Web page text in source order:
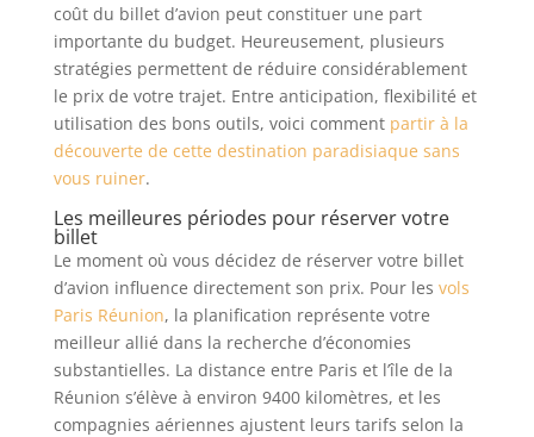
coût du billet d’avion peut constituer une part
importante du budget. Heureusement, plusieurs
stratégies permettent de réduire considérablement
le prix de votre trajet. Entre anticipation, flexibilité et
utilisation des bons outils, voici comment partir à la
découverte de cette destination paradisiaque sans
vous ruiner.
Les meilleures périodes pour réserver votre
billet
Le moment où vous décidez de réserver votre billet
d’avion influence directement son prix. Pour les vols
Paris Réunion, la planification représente votre
meilleur allié dans la recherche d’économies
substantielles. La distance entre Paris et l’île de la
Réunion s’élève à environ 9400 kilomètres, et les
compagnies aériennes ajustent leurs tarifs selon la